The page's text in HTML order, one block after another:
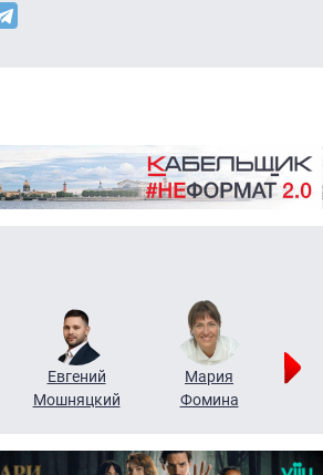
Евгений
Мошняцкий
Мария
Фомина